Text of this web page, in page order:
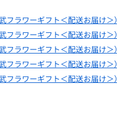
フラワーギフト＜配送お届け＞）
フラワーギフト＜配送お届け＞）
フラワーギフト＜配送お届け＞）
フラワーギフト＜配送お届け＞）
フラワーギフト＜配送お届け＞）